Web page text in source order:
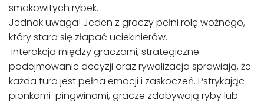
smakowitych rybek.
Jednak uwaga! Jeden z graczy pełni rolę woźnego,
który stara się złapać uciekinierów.
Interakcja między graczami, strategiczne
podejmowanie decyzji oraz rywalizacja sprawiają, że
każda tura jest pełna emocji i zaskoczeń. Pstrykając
pionkami-pingwinami, gracze zdobywają ryby lub